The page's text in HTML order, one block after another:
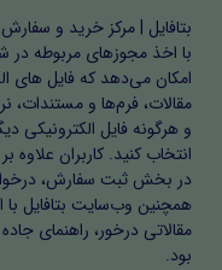
بتافایل | مرکز خرید و
امکان می‌دهد که فایل های
مقالات، فرم‌ها و مستندات،
و هرگونه فایل الکترونیکی
انتخاب کنید. کاربران علاوه
در بخش ثبت سفارش،
همچنین وب‌سایت بتافایل
مقالاتی درخور، راهنمای
بود.